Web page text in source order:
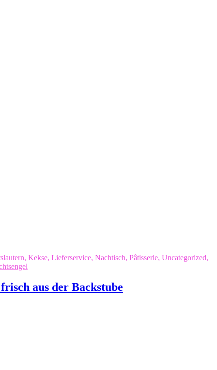
, Kekse, Lieferservice, Nachtisch, Pâtisserie, Uncategorized,
aus der Backstube